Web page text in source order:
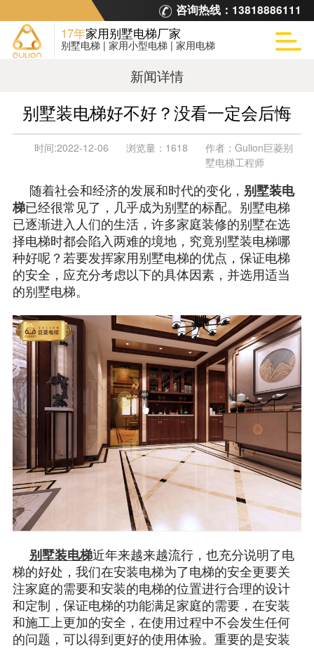
咨询热线： 13818886111
17年家用别墅电梯厂家
别墅电梯 | 家用小型电梯 | 家用电梯
新闻详情
别墅装电梯好不好？没看一定会后悔
时间:2022-12-06 浏览量： 1618 作者： Gulion巨菱别
墅电梯工程师
随着社会和经济的发展和时代的变化， 别墅装电
梯已经很常见了，几乎成为别墅的标配。别墅电梯
已逐渐进入人们的生活，许多家庭装修的别墅在选
择电梯时都会陷入两难的境地，究竟别墅装电梯哪
种好呢？若要发挥家用别墅电梯的优点，保证电梯
的安全，应充分考虑以下的具体因素，并选用适当
的别墅电梯。
别墅装电梯近年来越来越流行，也充分说明了电
梯的好处，我们在安装电梯为了电梯的安全更要关
注家庭的需要和安装的电梯的位置进行合理的设计
和定制，保证电梯的功能满足家庭的需要，在安装
和施工上更加的安全，在使用过程中不会发生任何
的问题，可以得到更好的使用体验。重要的是安装